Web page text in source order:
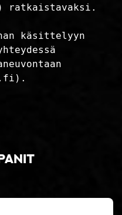
ratkaistavaksi.
käsittelyyn